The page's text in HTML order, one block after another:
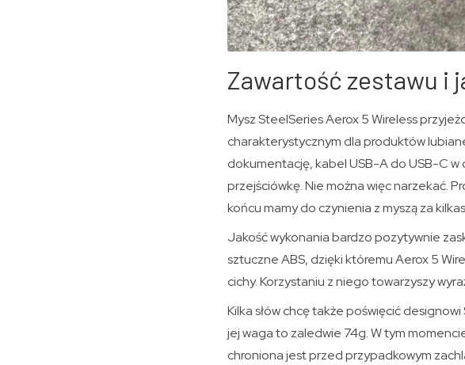
Zawartość zestawu i
Mysz SteelSeries Aerox 5 Wireless
charakterystycznym dla produktów
dokumentację, kabel USB-A do USB-C
przejściówkę. Nie można więc narzekać.
końcu mamy do czynienia z myszą za
Jakość wykonania bardzo pozytywnie
sztuczne ABS, dzięki któremu Aerox 5
cichy. Korzystaniu z niego towarzyszy
Kilka słów chcę także poświęcić
jej waga to zaledwie 74g. W tym
chroniona jest przed przypadkowym